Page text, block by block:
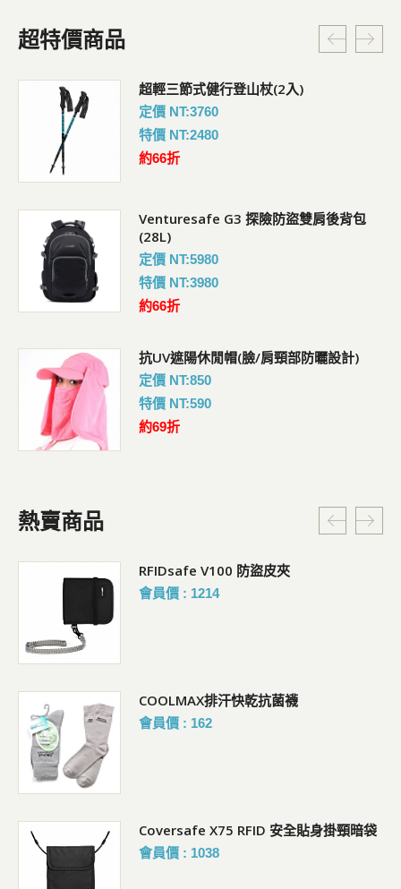
超特價商品
超輕三節式健行登山杖(2入)
定價 NT:3760
特價 NT:2480
約66折
Venturesafe G3 探險防盜雙肩後背包
(28L)
定價 NT:5980
特價 NT:3980
約66折
抗UV遮陽休閒帽(臉/肩頸部防曬設計)
定價 NT:850
特價 NT:590
約69折
熱賣商品
RFIDsafe V100 防盜皮夾
會員價 : 1214
COOLMAX排汗快乾抗菌襪
會員價 : 162
Coversafe X75 RFID 安全貼身掛頸暗袋
會員價 : 1038